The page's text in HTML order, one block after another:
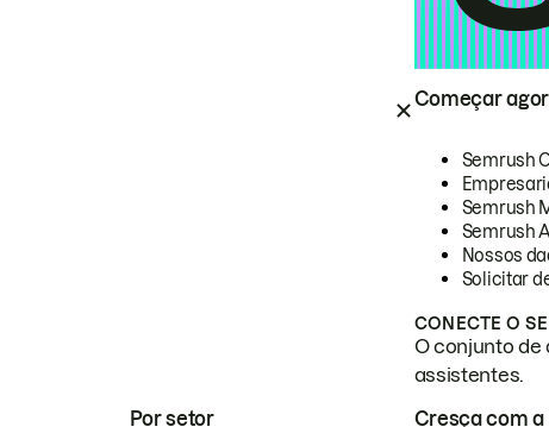
Começar
Semrush
Semrush
Semrush
Nossos
Solicitar
CONECTE O
O conjunto de
assistentes.
Por setor Cresça com a